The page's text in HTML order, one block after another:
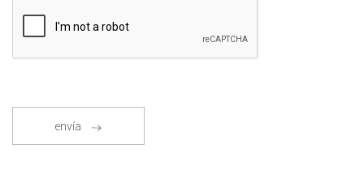
envía